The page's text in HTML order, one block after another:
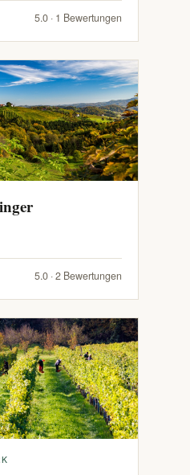
5.0 · 1 Bewertungen
5.0 · 2 Bewertungen